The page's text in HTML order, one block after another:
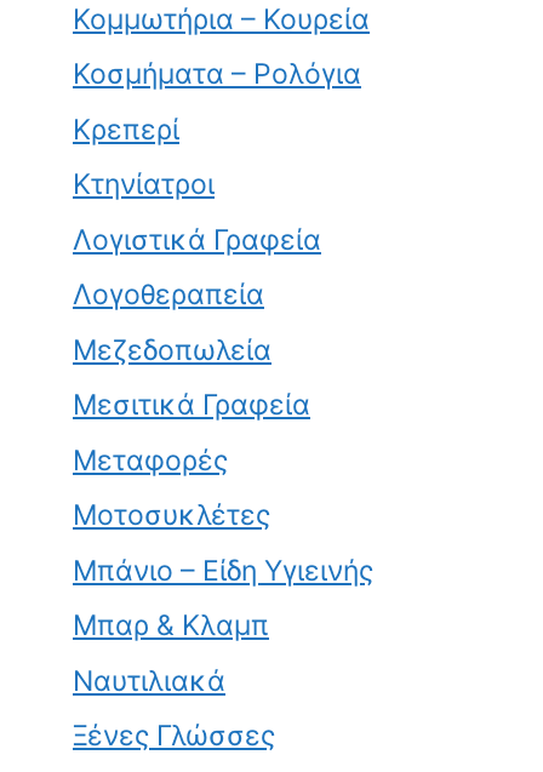
Κομμωτήρια – Κουρεία
Κοσμήματα – Ρολόγια
Κρεπερί
Κτηνίατροι
Λογιστικά Γραφεία
Λογοθεραπεία
Μεζεδοπωλεία
Μεσιτικά Γραφεία
Μεταφορές
Μοτοσυκλέτες
Μπάνιο – Είδη Υγιεινής
Μπαρ & Κλαμπ
Ναυτιλιακά
Ξένες Γλώσσες